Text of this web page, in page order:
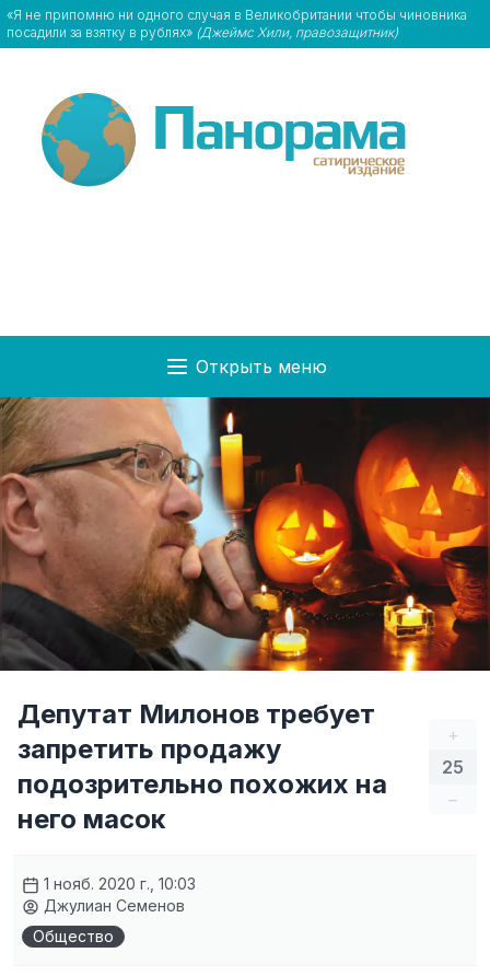
«Я не припомню ни одного случая в Великобритании чтобы чиновника
посадили за взятку в рублях» (Джеймс Хили, правозащитник)
Открыть меню
+
25
–
Депутат Милонов требует
запретить продажу
подозрительно похожих на
него масок
1 нояб. 2020 г., 10:03
Джулиан Семенов
Общество